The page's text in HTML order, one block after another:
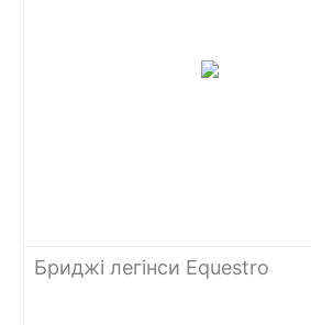
Бриджі легінси Equestro